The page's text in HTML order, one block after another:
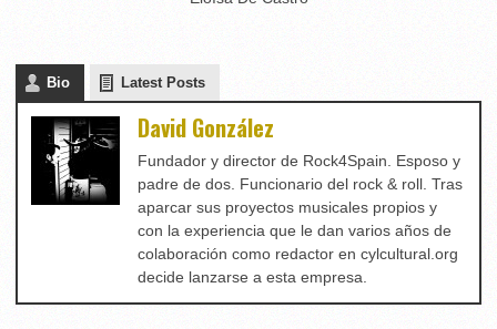
Bio Latest Posts
David González
Fundador y director de Rock4Spain. Esposo y
padre de dos. Funcionario del rock & roll. Tras
aparcar sus proyectos musicales propios y
con la experiencia que le dan varios años de
colaboración como redactor en cylcultural.org
decide lanzarse a esta empresa.